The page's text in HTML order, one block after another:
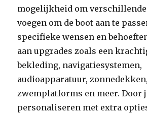
mogelijkheid om verschillende
voegen om de boot aan te
specifieke wensen en
aan upgrades zoals een
bekleding, navigatiesystemen,
audioapparatuur, zonnedekken,
zwemplatforms en meer. Door
personaliseren met extra